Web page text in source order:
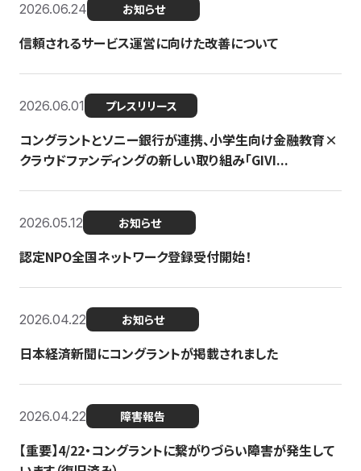
2026.06.24 お知らせ
信頼されるサービス運営に向けた改善について
2026.06.01 プレスリリース
コングラントとソニー銀行が連携、小学生向け金融教育×
クラウドファンディングの新しい取り組み「GIVI...
2026.05.12 お知らせ
認定NPO全国ネットワーク登録受付開始！
2026.04.22 お知らせ
日本経済新聞にコングラントが掲載されました
2026.04.22 障害報告
【重要】4/22・コングラントに繋がりづらい障害が発生して